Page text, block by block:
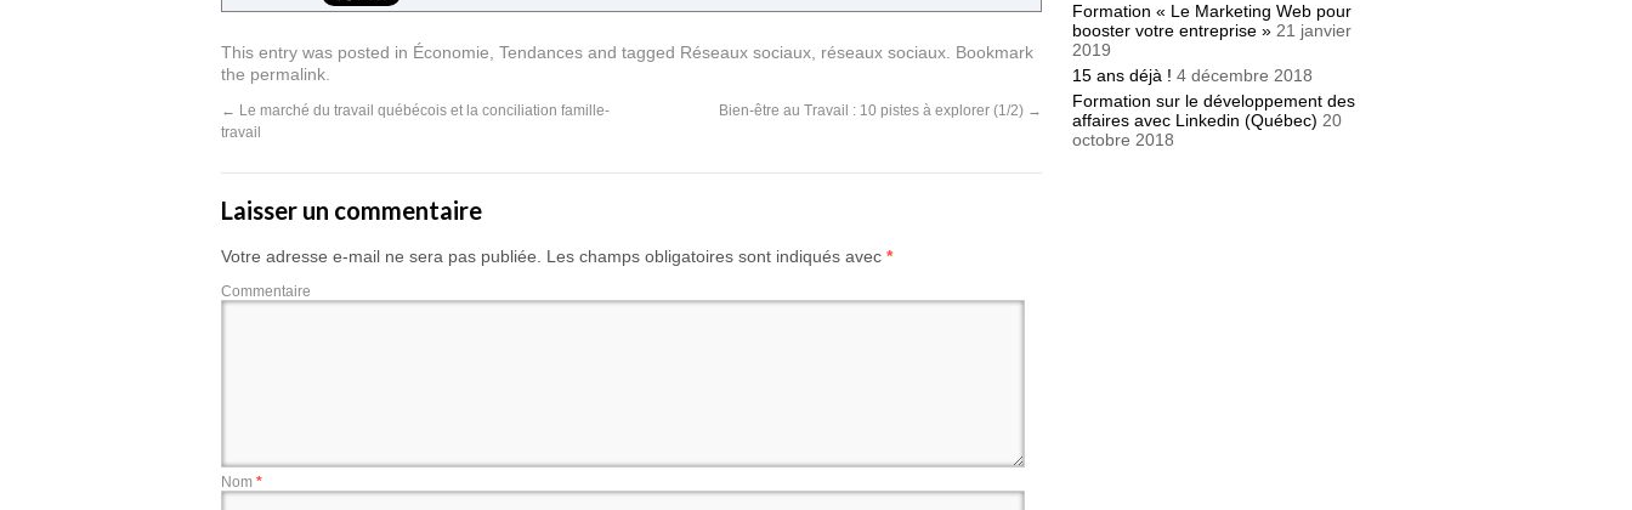
This entry was posted in Économie Tendances and tagged Réseaux sociaux réseaux sociaux . Bookmark
the permalink
← Le marché du travail québécois et la conciliation famille-
travail
Bien-être au Travail : 10 pistes à explorer (1/2) →
Laisser un commentaire
Votre adresse e-mail ne sera pas publiée. Les champs obligatoires sont indiqués avec *
Commentaire
Nom *
Formation « Le Marketing Web pour
booster votre entreprise » 21 janvier
2019
15 ans déjà ! 4 décembre 2018
Formation sur le développement des
affaires avec Linkedin (Québec) 20
octobre 2018